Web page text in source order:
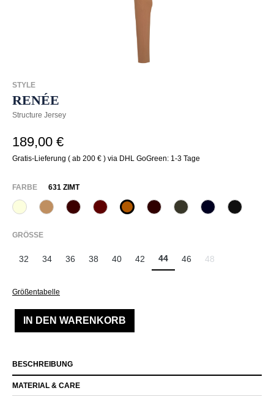
STYLE
RENÉE
Structure Jersey
189,00 €
Gratis-Lieferung ( ab 200 € ) via DHL GoGreen: 1-3 Tage
FARBEAUSWÄHLEN
631 ZIMT
320 Wollweiß
375 Warm Taupe
585 Burgund
588 Barolo631 Zimt649 Dark chocolate
771 Olivin890 Marine
990
GRÖSSE AUSWÄHLEN
32 34 36 38 40 42 44 46 48
Größentabelle
IN DEN WARENKORB
BESCHREIBUNG
MATERIAL & CARE